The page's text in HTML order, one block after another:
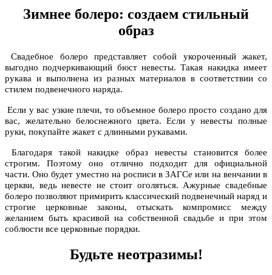
Зимнее болеро: создаем стильный
образ
Свадебное болеро представляет собой укороченный жакет,
выгодно подчеркивающий бюст невесты. Такая накидка имеет
рукава и выполнена из разных материалов в соответствии со
стилем подвенечного наряда.
Если у вас узкие плечи, то объемное болеро просто создано для
вас, желательно белоснежного цвета. Если у невесты полные
руки, покупайте жакет с длинными рукавами.
Благодаря такой накидке образ невесты становится более
строгим. Поэтому оно отлично подходит для официальной
части. Оно будет уместно на росписи в ЗАГСе или на венчании в
церкви, ведь невесте не стоит оголяться. Ажурные свадебные
болеро позволяют примирить классический подвенечный наряд и
строгие церковные законы, отыскать компромисс между
желанием быть красивой на собственной свадьбе и при этом
соблюсти все церковные порядки.
Будьте неотразимы!